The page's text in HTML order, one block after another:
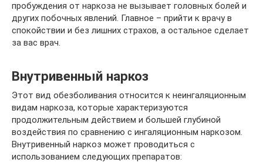
пробуждения от наркоза не вызывает головных болей и
других побочных явлений. Главное – прийти к врачу в
спокойствии и без лишних страхов, а остальное сделает
за вас врач.
Внутривенный наркоз
Этот вид обезболивания относится к неингаляционным
видам наркоза, которые характеризуются
продолжительным действием и большей глубиной
воздействия по сравнению с ингаляционным наркозом.
Внутривенный наркоз может проводиться с
использованием следующих препаратов: